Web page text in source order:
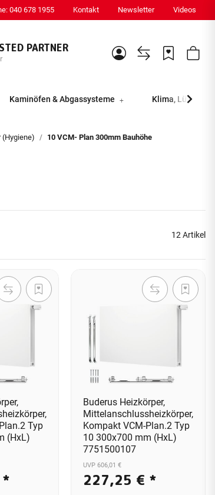
040 678 1955 Kontakt Newsletter Videos
PARTNER
Kaminöfen & Abgassysteme Klima, Lüftung
(Hygiene) 10 VCM- Plan 300mm Bauhöhe
12 Artikel
Typ
(HxL)
*
Buderus Heizkörper,
Mittelanschlussheizkörper,
Kompakt VCM-Plan.2 Typ
10 300x700 mm (HxL)
7751500107
UVP 606,01 €
227,25 € *